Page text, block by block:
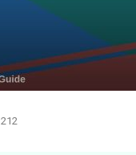
212